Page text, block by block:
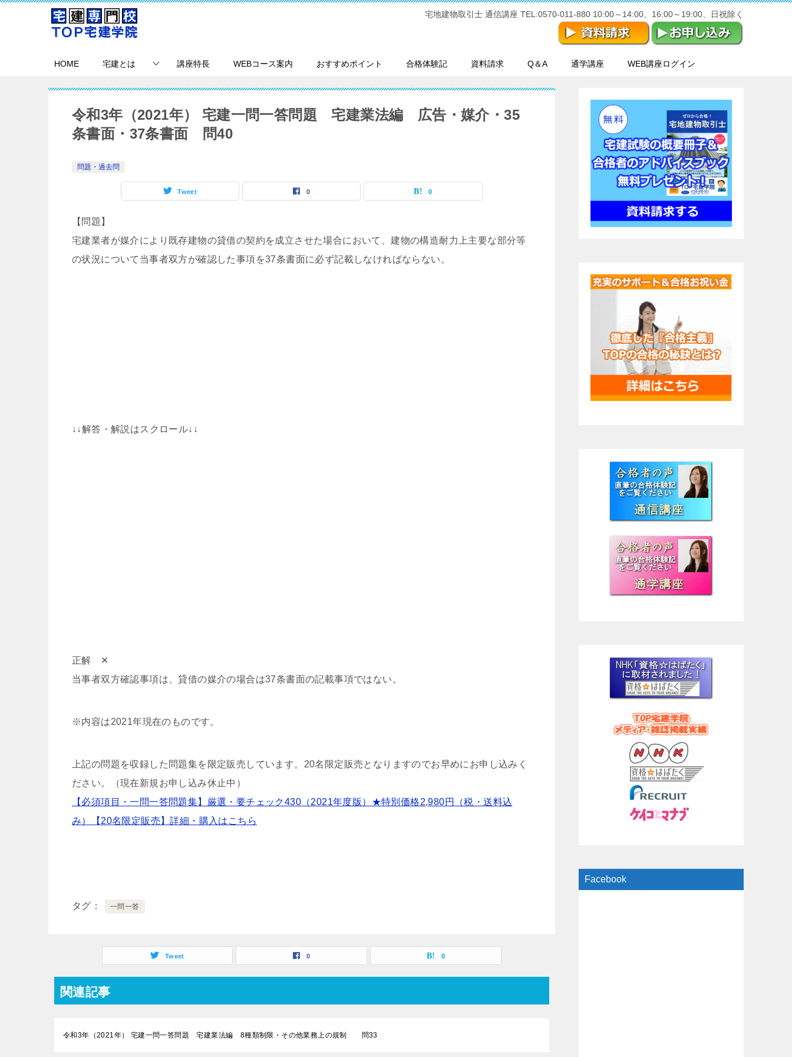
宅地建物取引士 通信講座 TEL:0570-011-880 10:00～14:00、16:00～19:00、日祝除く
HOME 宅建とは 講座特長 WEBコース案内 おすすめポイント 合格体験記 資料請求 Q＆A 通学講座 WEB講座ログイン
令和3年（2021年） 宅建一問一答問題 宅建業法編 広告・媒介・35
条書面・37条書面 問40
問題・過去問
Tweet 0 0
【問題】
宅建業者が媒介により既存建物の貸借の契約を成立させた場合において、建物の構造耐力上主要な部分等
の状況について当事者双方が確認した事項を37条書面に必ず記載しなければならない。
↓↓解答・解説はスクロール↓↓
正解 ✕
当事者双方確認事項は、貸借の媒介の場合は37条書面の記載事項ではない。
※内容は2021年現在のものです。
上記の問題を収録した問題集を限定販売しています。20名限定販売となりますのでお早めにお申し込みく
ださい。（現在新規お申し込み休止中）
【必須項目・一問一答問題集】厳選・要チェック430（2021年度版）★特別価格2,980円（税・送料込
み）【20名限定販売】詳細・購入はこちら
タグ 一問一答
Tweet 0 0
関連記事
令和3年（2021年） 宅建一問一答問題 宅建業法編 8種類制限・その他業務上の規制 問33
Facebook